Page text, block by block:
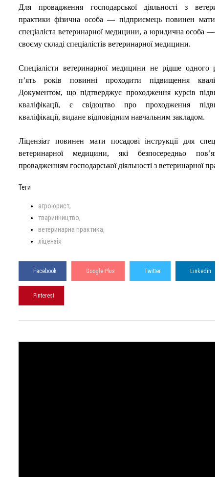
Для провадження господарської діяльності з
практики фізична особа — підприємець повинен мати
спеціаліста ветеринарної медицини, а юридична особа —
своєму складі спеціалістів ветеринарноїмедицини.
Спеціалісти ветеринарної медицини не рідше одного
п’ять років повинні проходити підвищення
Документом, що підтверджує проходження курсів
кваліфікації, є свідоцтво про проходження
кваліфікації, видане відповідним навчальним закладом.
Ліцензіат повинен мати посадові інструкції для
ветеринарної медицини, які безпосередньо
провадженням господарської діяльності з ветеринарної
Теги
агроюрист
тваринництво
ветеринарна практика
ліцензія
Facebook Google Plus Twitter Linkedin
Pinterest